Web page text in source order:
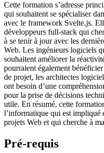
Cette formation s’adresse
qui souhaitent se spécialiser
avec le framework Svelte.js.
développeurs full-stack qui
à se tenir à jour avec les
Web. Les ingénieurs logiciels
souhaitent améliorer la
pourraient également
de projet, les architectes
ont besoin d’une
pour la prise de décisions
utile. En résumé, cette
l’informatique qui est impliqué
projets Web et qui cherche à
Pré-requis